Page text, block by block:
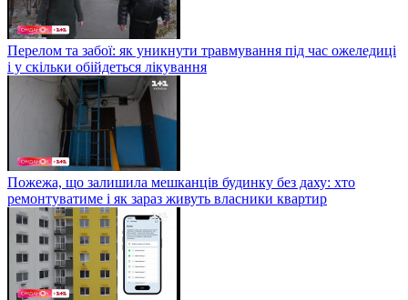
Перелом та забої: як уникнути травмування під час ожеледиці
і у скільки обійдеться лікування
Пожежа, що залишила мешканців будинку без даху: хто
ремонтуватиме і як зараз живуть власники квартир